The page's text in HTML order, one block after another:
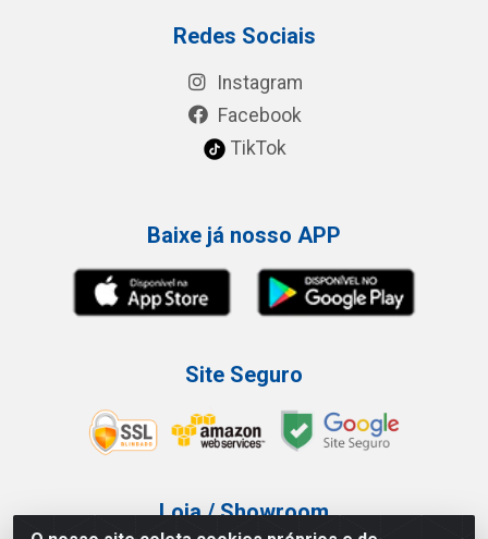
Redes Sociais
Instagram
Facebook
TikTok
Baixe já nosso APP
Site Seguro
Loja / Showroom